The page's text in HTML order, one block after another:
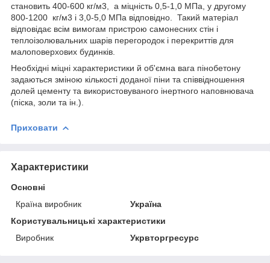
становить 400-600 кг/м3, а міцність 0,5-1,0 МПа, у другому
800-1200 кг/м3 і 3,0-5,0 МПа відповідно. Такий матеріал
відповідає всім вимогам пристрою самонесних стін і
теплоізолювальних шарів перегородок і перекриттів для
малоповерхових будинків.
Необхідні міцні характеристики й об'ємна вага пінобетону
задаються зміною кількості доданої піни та співвідношення
долей цементу та використовуваного інертного наповнювача
(піска, золи та ін.).
Приховати
Характеристики
Основні
Країна виробник
Україна
Користувальницькі характеристики
Виробник
Укрвторгресурс